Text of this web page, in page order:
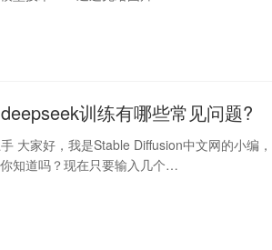
训练有哪些常见问题?
大家好，我是Stable Diffusion中文网的小编，
知道吗？现在只要输入几个…